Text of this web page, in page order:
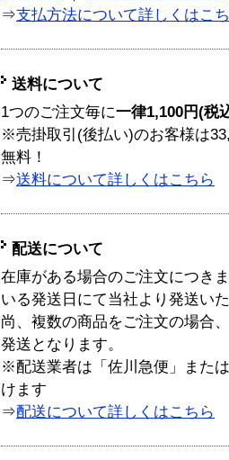
⇒支払方法について詳しくはこ
送料について
1つのご注文毎に一律1,100円(税
※売掛取引(後払い)のお客様は
無料！
⇒送料について詳しくはこちら
配送について
在庫がある場合のご注文につき
いる発送日にて当社より発送い
尚、複数の商品をご注文の場合
発送となります。
※配送業者は「佐川急便」また
けます
⇒配送について詳しくはこちら